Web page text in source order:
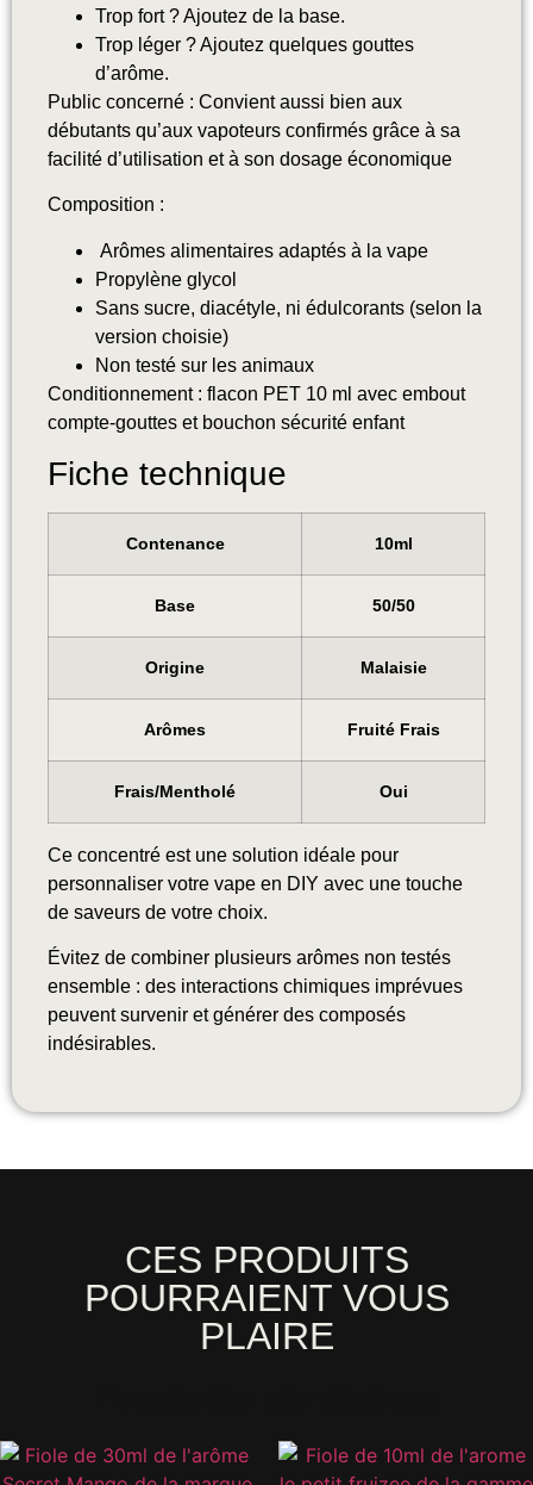
Trop fort ? Ajoutez de la base.
Trop léger ? Ajoutez quelques gouttes
d’arôme.
Public concerné : Convient aussi bien aux
débutants qu’aux vapoteurs confirmés grâce à sa
facilité d’utilisation et à son dosage économique
Composition :
Arômes alimentaires adaptés à la vape
Propylène glycol
Sans sucre, diacétyle, ni édulcorants (selon la
version choisie)
Non testé sur les animaux
Conditionnement : flacon PET 10 ml avec embout
compte-gouttes et bouchon sécurité enfant
Fiche technique
Contenance 10ml
Base 50/50
Origine Malaisie
Arômes Fruité Frais
Frais/Mentholé Oui
Ce concentré est une solution idéale pour
personnaliser votre vape en DIY avec une touche
de saveurs de votre choix.
Évitez de combiner plusieurs arômes non testés
ensemble : des interactions chimiques imprévues
peuvent survenir et générer des composés
indésirables.
CES PRODUITS
POURRAIENT VOUS
PLAIRE